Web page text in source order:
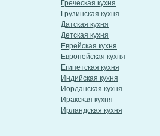
Греческая кухня
Грузинская кухня
Датская кухня
Детская кухня
Еврейская кухня
Европейская кухня
Египетская кухня
Индийская кухня
Иорданская кухня
Иракская кухня
Ирландская кухня